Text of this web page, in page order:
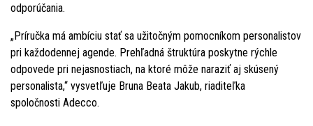
odporúčania.
„Príručka má ambíciu stať sa užitočným pomocníkom personalistov
pri každodennej agende. Prehľadná štruktúra poskytne rýchle
odpovede pri nejasnostiach, na ktoré môže naraziť aj skúsený
personalista,“ vysvetľuje Bruna Beata Jakub, riaditeľka
spoločnosti Adecco.